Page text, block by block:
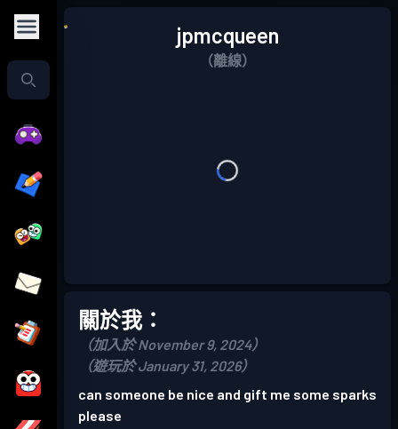
jpmcqueen
（離線）
關於我：
（加入於 November 9, 2024）
（遊玩於 January 31, 2026）
can someone be nice and gift me some sparks
please